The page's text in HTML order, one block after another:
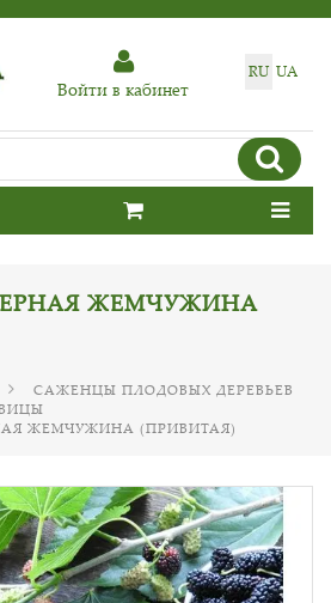
RU UA
Войти в кабинет
ЖЕМЧУЖИНА
САЖЕНЦЫ ПЛОДОВЫХ ДЕРЕВЬЕВ
ЖЕМЧУЖИНА (ПРИВИТАЯ)